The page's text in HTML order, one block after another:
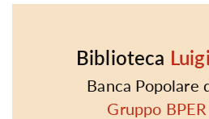
Biblioteca
Banca Popolare
Gruppo